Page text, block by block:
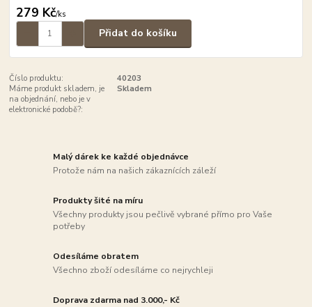
279 Kč/ks
Přidat do košíku
Číslo produktu:
40203
Máme produkt skladem, je
na objednání, nebo je v
elektronické podobě?:
Skladem
Malý dárek ke každé objednávce
Protože nám na našich zákaznících záleží
Produkty šité na míru
Všechny produkty jsou pečlivě vybrané přímo pro Vaše
potřeby
Odesíláme obratem
Všechno zboží odesíláme co nejrychleji
Doprava zdarma nad 3.000,- Kč